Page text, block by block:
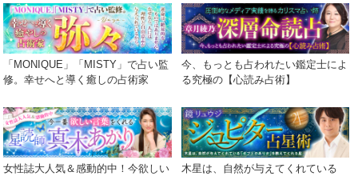
「MONIQUE」「MISTY」で占い監
修。幸せへと導く癒しの占術家
今、もっとも占われたい鑑定士によ
る究極の【心読み占術】
女性誌大人気＆感動的中！今欲しい
木星は、自然が与えてくれている